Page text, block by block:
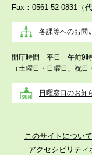
Fax：0561-52-0831（代
各課等へのお問
開庁時間 平日 午前9時
（土曜日・日曜日、祝日
日曜窓口のお知
このサイトについて
アクセシビリティ